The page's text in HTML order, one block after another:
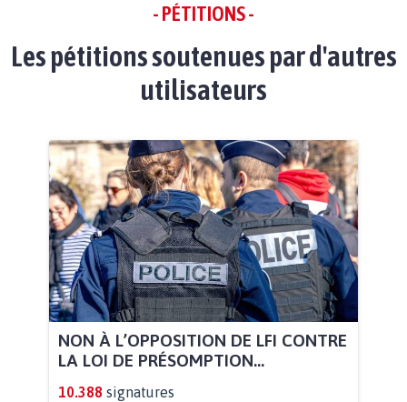
- PÉTITIONS -
Les pétitions soutenues par d'autres
utilisateurs
NON À L’OPPOSITION DE LFI CONTRE
LA LOI DE PRÉSOMPTION...
10.388 signatures